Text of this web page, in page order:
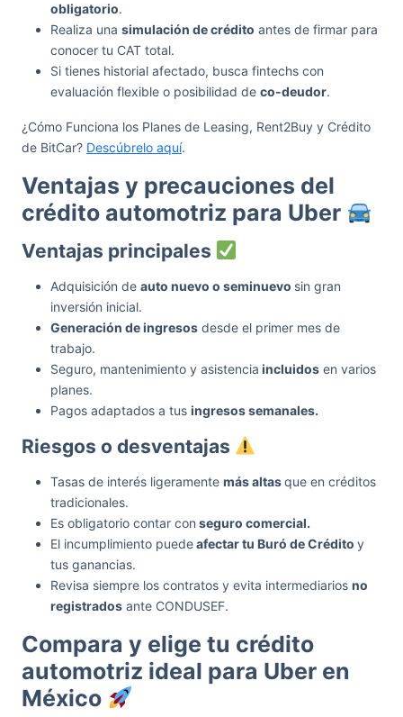
obligatorio.
Realiza una simulación de crédito antes de firmar para
conocer tu CAT total.
Si tienes historial afectado, busca fintechs con
evaluación flexible o posibilidad de co-deudor.
¿Cómo Funciona los Planes de Leasing, Rent2Buy y Crédito
de BitCar? Descúbrelo aquí.
Ventajas y precauciones del
crédito automotriz para Uber
Ventajas principales
Adquisición de auto nuevo o seminuevo sin gran
inversión inicial.
Generación de ingresos desde el primer mes de
trabajo.
Seguro, mantenimiento y asistencia incluidos en varios
planes.
Pagos adaptados a tus ingresos semanales.
Riesgos o desventajas
Tasas de interés ligeramente más altasque en créditos
tradicionales.
Es obligatorio contar con seguro comercial.
El incumplimiento puedeafectar tu Buró de Crédito y
tus ganancias.
Revisa siempre los contratos y evita intermediarios no
registrados ante CONDUSEF.
Compara y elige tu crédito
automotriz ideal para Uber en
México